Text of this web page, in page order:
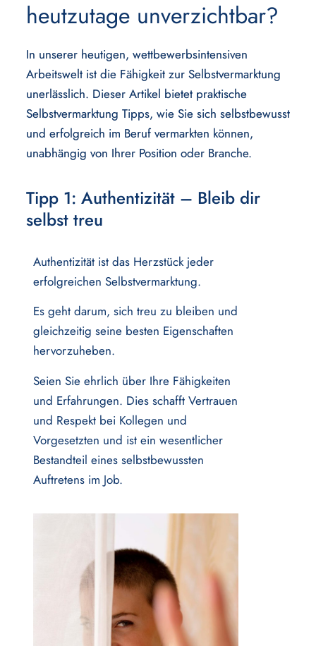
heutzutage unverzichtbar?
In unserer heutigen, wettbewerbsintensiven
Arbeitswelt ist die Fähigkeit zur Selbstvermarktung
unerlässlich. Dieser Artikel bietet praktische
Selbstvermarktung Tipps, wie Sie sich selbstbewusst
und erfolgreich im Beruf vermarkten können,
unabhängig von Ihrer Position oder Branche.
Tipp 1: Authentizität – Bleib dir
selbst treu
Authentizität ist das Herzstück jeder
erfolgreichen Selbstvermarktung.
Es geht darum, sich treu zu bleiben und
gleichzeitig seine besten Eigenschaften
hervorzuheben.
Seien Sie ehrlich über Ihre Fähigkeiten
und Erfahrungen. Dies schafft Vertrauen
und Respekt bei Kollegen und
Vorgesetzten und ist ein wesentlicher
Bestandteil eines selbstbewussten
Auftretens im Job.